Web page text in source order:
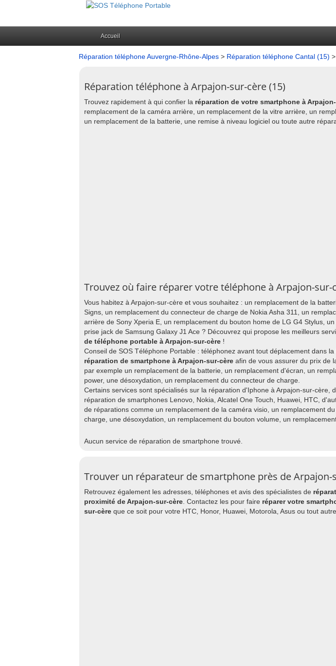
Accueil
Réparation téléphone Auvergne-Rhône-Alpes > Réparation téléphone Cantal (15)
Réparation téléphone à Arpajon-sur-cère (15)
Trouvez rapidement à qui confier la réparation de votre smartphone à
remplacement de la caméra arrière, un remplacement de la vitre arrière, un
un remplacement de la batterie, une remise à niveau logiciel ou toute autre
Trouvez où faire réparer votre téléphone à Arpajon-sur-
Vous habitez à Arpajon-sur-cère et vous souhaitez : un remplacement de la
Signs, un remplacement du connecteur de charge de Nokia Asha 311, un
arrière de Sony Xperia E, un remplacement du bouton home de LG G4 Stylus,
prise jack de Samsung Galaxy J1 Ace ? Découvrez qui propose les meilleurs
de téléphone portable à Arpajon-sur-cère !
Conseil de SOS Téléphone Portable : téléphonez avant tout déplacement dans la
réparation de smartphone à Arpajon-sur-cère afin de vous assurer du prix de
par exemple un remplacement de la batterie, un remplacement d'écran, un
power, une désoxydation, un remplacement du connecteur de charge.
Certains services sont spécialisés sur la réparation d'Iphone à Arpajon-sur-cère,
réparation de smartphones Lenovo, Nokia, Alcatel One Touch, Huawei, HTC,
de réparations comme un remplacement de la caméra visio, un remplacement
charge, une désoxydation, un remplacement du bouton volume, un
Aucun service de réparation de smartphone trouvé.
Trouver un réparateur de smartphone près de Arpajon-
Retrouvez également les adresses, téléphones et avis des spécialistes de
proximité de Arpajon-sur-cère . Contactez les pour faire réparer votre
sur-cère que ce soit pour votre HTC, Honor, Huawei, Motorola, Asus ou tout